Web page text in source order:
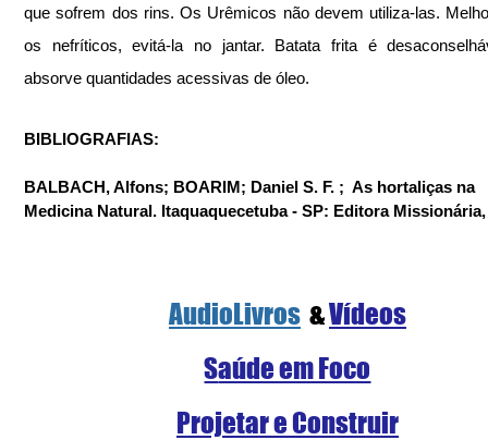
que sofrem dos rins. Os Urêmicos não devem utiliza-las.
os nefríticos, evitá-la no jantar. Batata frita é
absorve quantidades acessivas de óleo.
BIBLIOGRAFIAS:
BALBACH, Alfons; BOARIM; Daniel S. F. ;  As hortaliças na
Medicina Natural. Itaquaquecetuba - SP: Editora Missionária,
AudioLivros
  &
Vídeos
Saúde em Foco
Projetar e Construir